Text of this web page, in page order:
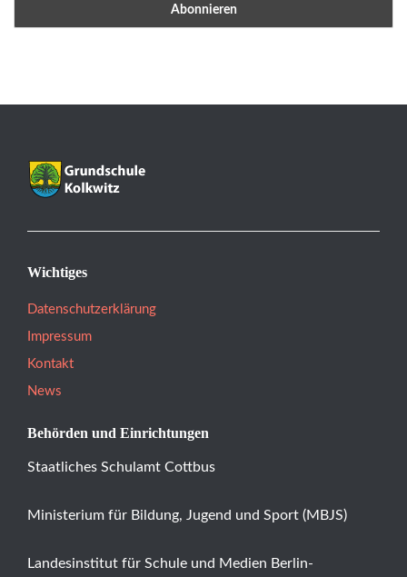
Wichtiges
Datenschutzerklärung
Impressum
Kontakt
News
Behörden und Einrichtungen
Staatliches Schulamt Cottbus
Ministerium für Bildung, Jugend und Sport (MBJS)
Landesinstitut für Schule und Medien Berlin-